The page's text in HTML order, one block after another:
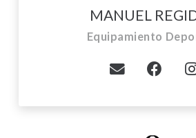
MANUEL
Equipamiento